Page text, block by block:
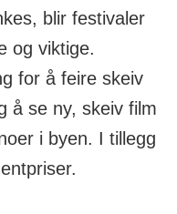
blir festivaler
og viktige.
for å feire skeiv
å se ny, skeiv film
i byen. I tillegg